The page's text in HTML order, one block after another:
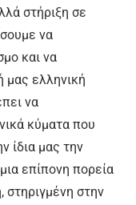
στήριξη σε
να
και να
μας ελληνική
να
κύματα που
ίδια μας την
επίπονη πορεία
στηριγμένη στην